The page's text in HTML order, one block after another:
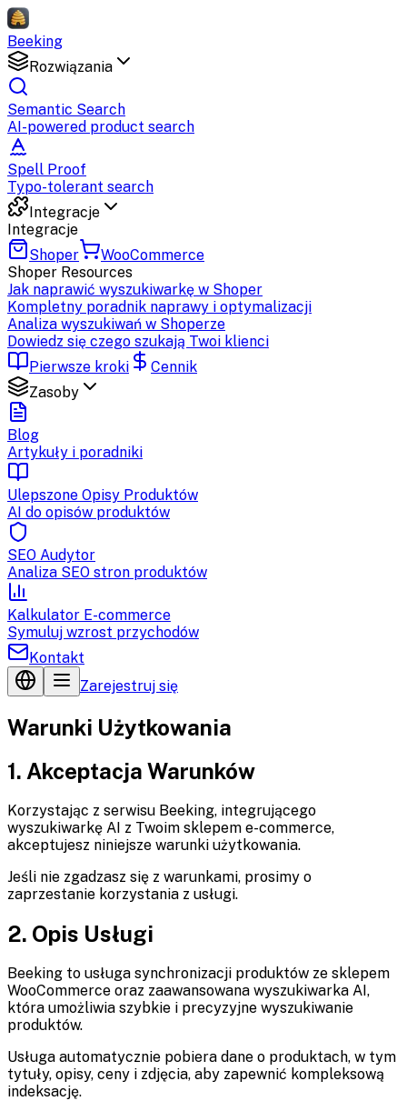
Beeking
Rozwiązania
Semantic Search
AI-powered product search
Spell Proof
Typo-tolerant search
Integracje
Integracje
Shoper
WooCommerce
Shoper Resources
Jak naprawić wyszukiwarkę w Shoper
Kompletny poradnik naprawy i optymalizacji
Analiza wyszukiwań w Shoperze
Dowiedz się czego szukają Twoi klienci
Pierwsze kroki
Cennik
Zasoby
Blog
Artykuły i poradniki
Ulepszone Opisy Produktów
AI do opisów produktów
SEO Audytor
Analiza SEO stron produktów
Kalkulator E-commerce
Symuluj wzrost przychodów
Kontakt
Zarejestruj się
Warunki Użytkowania
1. Akceptacja Warunków
Korzystając z serwisu Beeking, integrującego
wyszukiwarkę AI z Twoim sklepem e-commerce,
akceptujesz niniejsze warunki użytkowania.
Jeśli nie zgadzasz się z warunkami, prosimy o
zaprzestanie korzystania z usługi.
2. Opis Usługi
Beeking to usługa synchronizacji produktów ze sklepem
WooCommerce oraz zaawansowana wyszukiwarka AI,
która umożliwia szybkie i precyzyjne wyszukiwanie
produktów.
Usługa automatycznie pobiera dane o produktach, w tym
tytuły, opisy, ceny i zdjęcia, aby zapewnić kompleksową
indeksację.